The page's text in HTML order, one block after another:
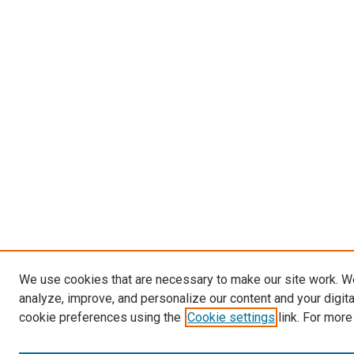
We use cookies that are necessary to make our site work.
analyze, improve, and personalize our content and your
cookie preferences using the Cookie settings link. For